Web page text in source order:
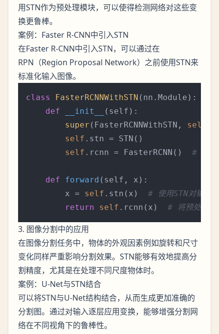
用STN作为预处理模块，可以使得检测网络对这些变
换更鲁棒。
案例：Faster R-CNN中引入STN
在Faster R-CNN中引入STN，可以通过在
RPN（Region Proposal Network）之前使用STN来
标准化输入图像。
class FasterRCNNWithSTN (nn.Module):
def
__init__ ( self ):
super (FasterRCNNWithSTN, self
self .stn = STN()
self .rcnn = FasterRCNN() # 引
def forward ( self, x ):
        x =
self .stn(x) # 使用STN对输入
return
self .rcnn(x) # 将预处理
3. 图像分割中的应用
在图像分割任务中，物体的外观因素例如旋转和尺寸
变化同样严重影响分割效果。STN能够有效地提高分
割精度，尤其是在处理不同尺度物体时。
案例：U-Net与STN结合
可以将STN与U-Net结构结合，从而生成更加准确的
分割图。通过对输入逐层应用变换，能够增强分割网
络在不同视角下的鲁棒性。